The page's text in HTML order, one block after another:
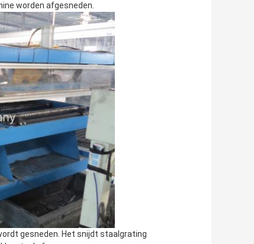
worden afgesneden.
gesneden. Het snijdt staalgrating